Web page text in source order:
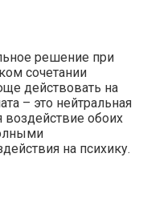
решение при
сочетании
действовать на
– это нейтральная
воздействие обоих
на психику.